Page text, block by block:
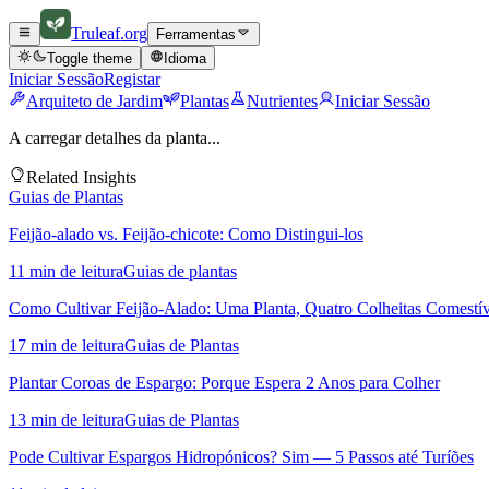
Truleaf.org
Ferramentas
Toggle theme
Idioma
Iniciar SessãoRegistar
Arquiteto de Jardim
Plantas Nutrientes
Iniciar Sessão
A carregar detalhes da planta...
Related Insights
Guias de Plantas
Feijão-alado vs. Feijão-chicote: Como Distingui-los
11 min de leituraGuias de plantas
Como Cultivar Feijão-Alado: Uma Planta, Quatro Colheitas
17 min de leituraGuias de Plantas
Plantar Coroas de Espargo: Porque Espera 2 Anos para Colher
13 min de leituraGuias de Plantas
Pode Cultivar Espargos Hidropónicos? Sim — 5 Passos até Turíões